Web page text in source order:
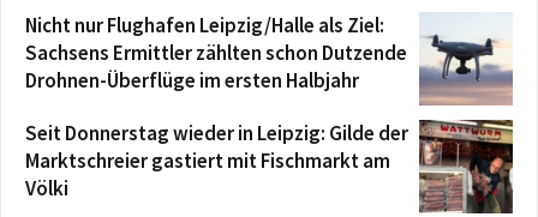
Nicht nur Flughafen Leipzig/Halle als Ziel:
Sachsens Ermittler zählten schon Dutzende
Drohnen-Überflüge im ersten Halbjahr
Seit Donnerstag wieder in Leipzig: Gilde der
Marktschreier gastiert mit Fischmarkt am
Völki